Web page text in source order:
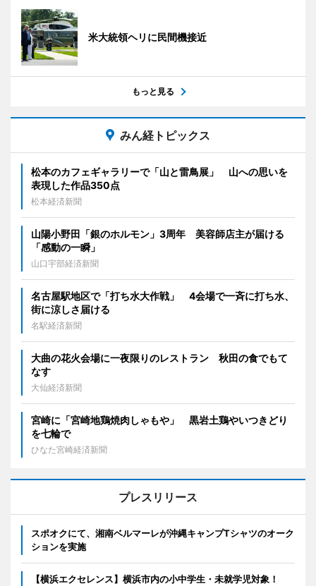
米大統領ヘリに民間機接近
もっと見る
みん経トピックス
松本のカフェギャラリーで「山と雷鳥展」 山への思いを
表現した作品350点
松本経済新聞
山陽小野田「銀のホルモン」3周年 美容師店主が届ける
「感動の一瞬」
山口宇部経済新聞
名古屋駅地区で「打ち水大作戦」 4会場で一斉に打ち水、
街に涼しさ届ける
名駅経済新聞
大曲の花火会場に一夜限りのレストラン 秋田の食でもて
なす
大仙経済新聞
宮崎に「宮崎地鶏焼肉しゃもや」 黒岩土鶏やいつきどり
を七輪で
ひなた宮崎経済新聞
プレスリリース
スポオクにて、湘南ベルマーレが沖縄キャンプTシャツのオーク
ションを実施
【横浜エクセレンス】横浜市内の小中学生・未就学児対象！